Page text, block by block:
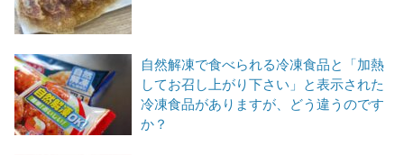
自然解凍で食べられる冷凍食品と「加熱
してお召し上がり下さい」と表示された
冷凍食品がありますが、どう違うのです
か？